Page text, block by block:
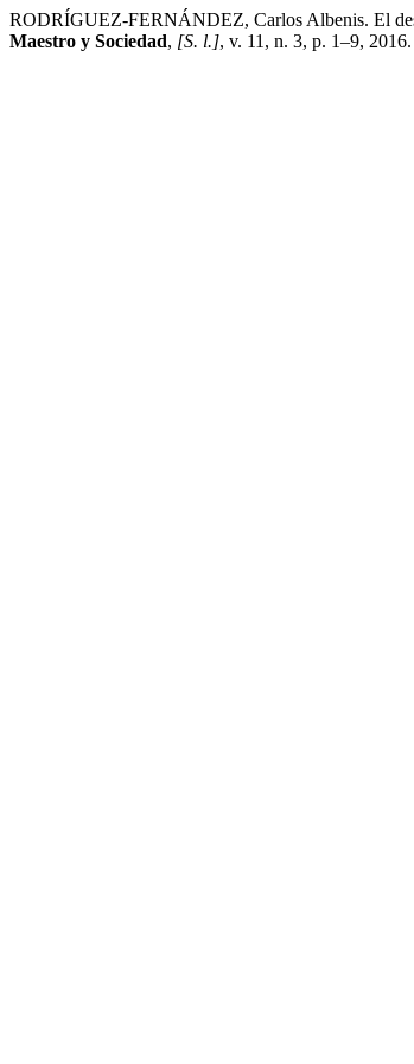
RODRÍGUEZ-FERNÁNDEZ, Carlos Albenis. El
Maestro y Sociedad, [S. l.], v. 11, n. 3, p. 1–9,